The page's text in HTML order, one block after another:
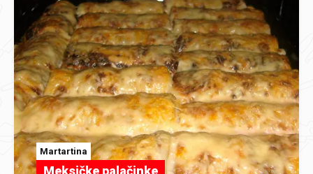
Martartina
Meksičke palačinke